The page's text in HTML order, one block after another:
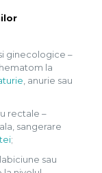
ginecologice –
la
, anurie sau
rectale –
sangerare
;
sau